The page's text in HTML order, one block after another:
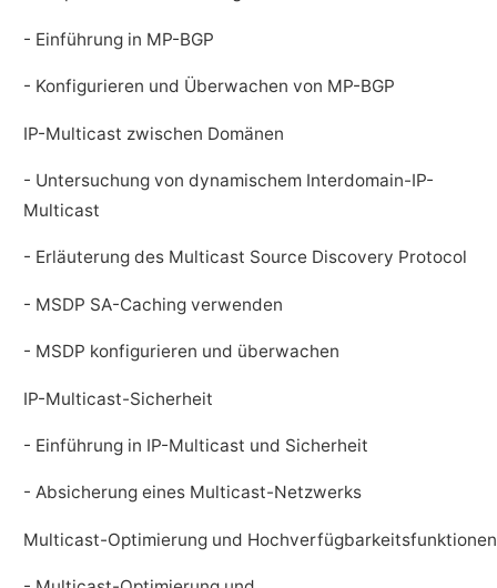
- Einführung in MP-BGP
- Konfigurieren und Überwachen von MP-BGP
IP-Multicast zwischen Domänen
- Untersuchung von dynamischem Interdomain-IP-
Multicast
- Erläuterung des Multicast Source Discovery Protocol
- MSDP SA-Caching verwenden
- MSDP konfigurieren und überwachen
IP-Multicast-Sicherheit
- Einführung in IP-Multicast und Sicherheit
- Absicherung eines Multicast-Netzwerks
Multicast-Optimierung und Hochverfügbarkeitsfunktionen